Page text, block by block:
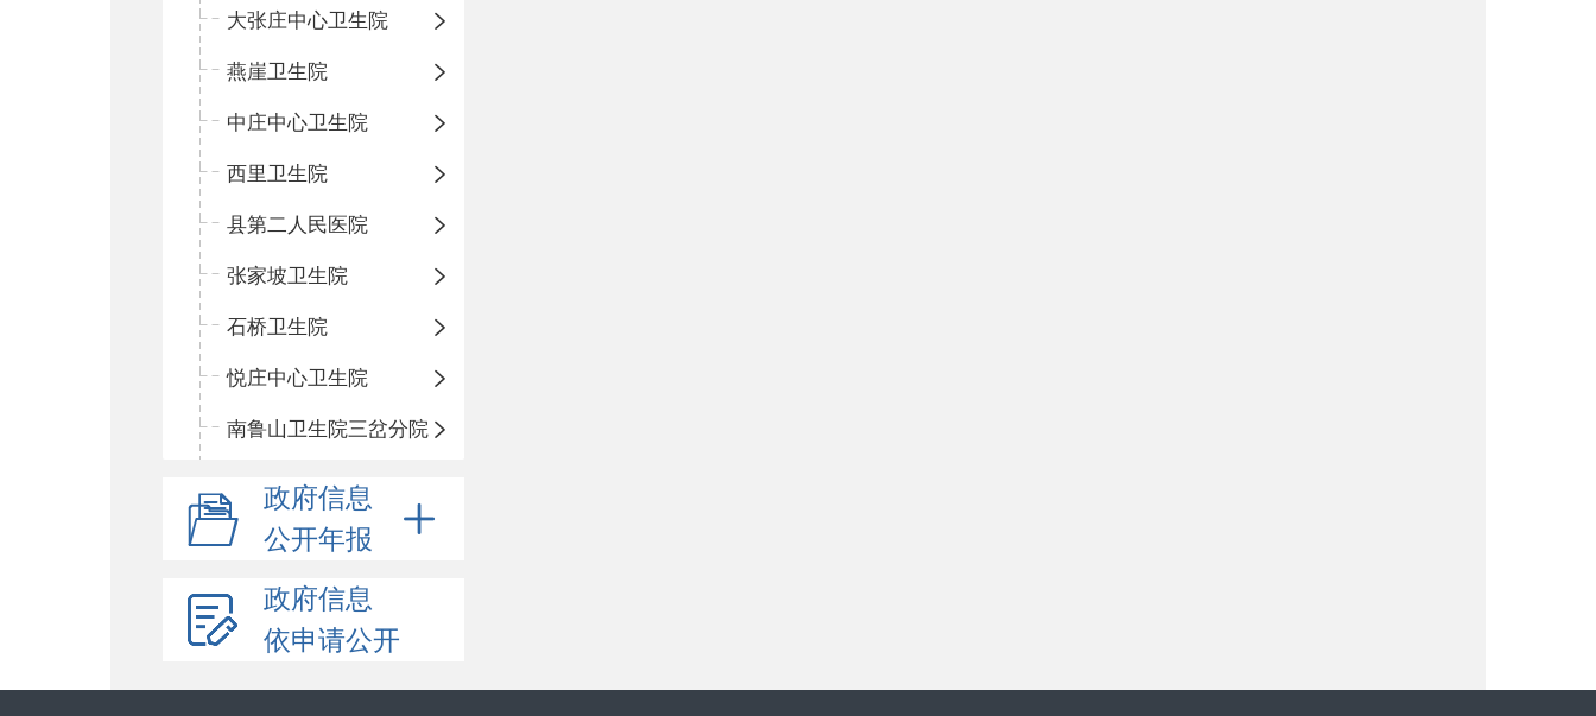
大张庄中心卫生院
燕崖卫生院
中庄中心卫生院
西里卫生院
县第二人民医院
张家坡卫生院
石桥卫生院
悦庄中心卫生院
南鲁山卫生院三岔分院
政府信息
公开年报
政府信息
依申请公开